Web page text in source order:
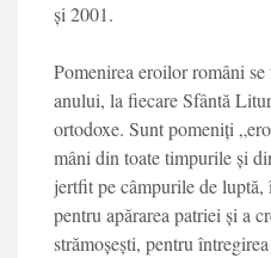
și 2001.
Pomenirea eroilor români
anului, la fiecare Sfântă
orto­doxe. Sunt pomeniți
mâni din toate timpurile și
jertfit pe câmpurile de
pentru apărarea pa­triei și a
strămoșești, pentru